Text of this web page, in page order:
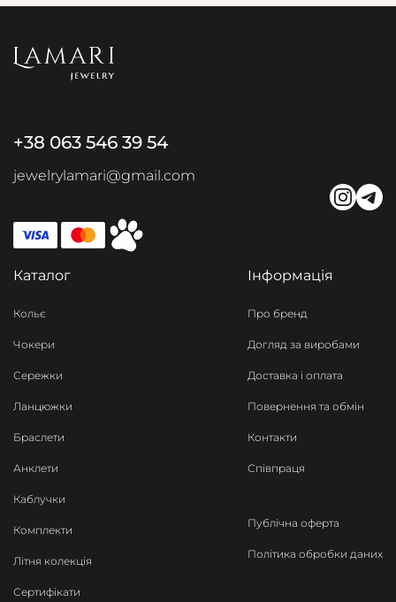
+38 063 546 39 54
jewelrylamari@gmail.com
Каталог
Кольє
Чокери
Сережки
Ланцюжки
Браслети
Анклети
Каблучки
Комплекти
Літня колекція
Сертифікати
Інформація
Про бренд
Догляд за виробами
Доставка і оплата
Повернення та обмін
Контакти
Співпраця
Публічна оферта
Політика обробки даних